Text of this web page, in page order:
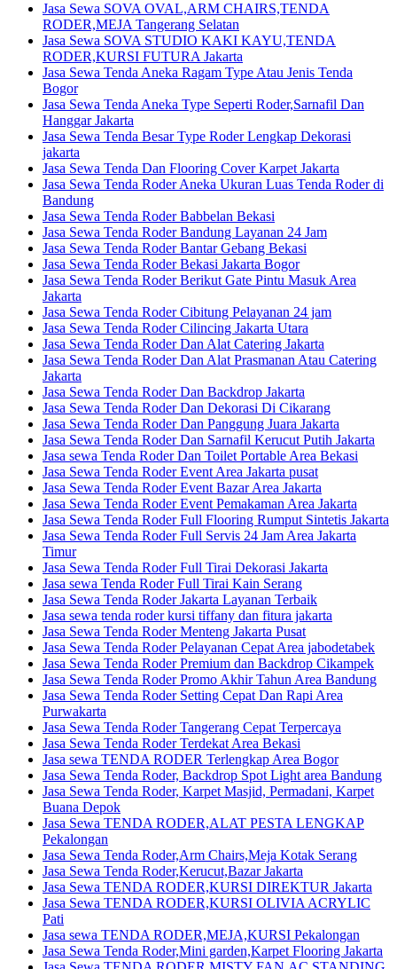
Jasa Sewa SOVA OVAL,ARM CHAIRS,TENDA
RODER,MEJA Tangerang Selatan
Jasa Sewa SOVA STUDIO KAKI KAYU,TENDA
RODER,KURSI FUTURA Jakarta
Jasa Sewa Tenda Aneka Ragam Type Atau Jenis Tenda
Bogor
Jasa Sewa Tenda Aneka Type Seperti Roder,Sarnafil Dan
Hanggar Jakarta
Jasa Sewa Tenda Besar Type Roder Lengkap Dekorasi
jakarta
Jasa Sewa Tenda Dan Flooring Cover Karpet Jakarta
Jasa Sewa Tenda Roder Aneka Ukuran Luas Tenda Roder di
Bandung
Jasa Sewa Tenda Roder Babbelan Bekasi
Jasa Sewa Tenda Roder Bandung Layanan 24 Jam
Jasa Sewa Tenda Roder Bantar Gebang Bekasi
Jasa Sewa Tenda Roder Bekasi Jakarta Bogor
Jasa Sewa Tenda Roder Berikut Gate Pintu Masuk Area
Jakarta
Jasa Sewa Tenda Roder Cibitung Pelayanan 24 jam
Jasa Sewa Tenda Roder Cilincing Jakarta Utara
Jasa Sewa Tenda Roder Dan Alat Catering Jakarta
Jasa Sewa Tenda Roder Dan Alat Prasmanan Atau Catering
Jakarta
Jasa Sewa Tenda Roder Dan Backdrop Jakarta
Jasa Sewa Tenda Roder Dan Dekorasi Di Cikarang
Jasa Sewa Tenda Roder Dan Panggung Juara Jakarta
Jasa Sewa Tenda Roder Dan Sarnafil Kerucut Putih Jakarta
Jasa sewa Tenda Roder Dan Toilet Portable Area Bekasi
Jasa Sewa Tenda Roder Event Area Jakarta pusat
Jasa Sewa Tenda Roder Event Bazar Area Jakarta
Jasa Sewa Tenda Roder Event Pemakaman Area Jakarta
Jasa Sewa Tenda Roder Full Flooring Rumput Sintetis Jakarta
Jasa Sewa Tenda Roder Full Servis 24 Jam Area Jakarta
Timur
Jasa Sewa Tenda Roder Full Tirai Dekorasi Jakarta
Jasa sewa Tenda Roder Full Tirai Kain Serang
Jasa Sewa Tenda Roder Jakarta Layanan Terbaik
Jasa sewa tenda roder kursi tiffany dan fitura jakarta
Jasa Sewa Tenda Roder Menteng Jakarta Pusat
Jasa Sewa Tenda Roder Pelayanan Cepat Area jabodetabek
Jasa Sewa Tenda Roder Premium dan Backdrop Cikampek
Jasa Sewa Tenda Roder Promo Akhir Tahun Area Bandung
Jasa Sewa Tenda Roder Setting Cepat Dan Rapi Area
Purwakarta
Jasa Sewa Tenda Roder Tangerang Cepat Terpercaya
Jasa Sewa Tenda Roder Terdekat Area Bekasi
Jasa sewa TENDA RODER Terlengkap Area Bogor
Jasa Sewa Tenda Roder, Backdrop Spot Light area Bandung
Jasa Sewa Tenda Roder, Karpet Masjid, Permadani, Karpet
Buana Depok
Jasa Sewa TENDA RODER,ALAT PESTA LENGKAP
Pekalongan
Jasa Sewa Tenda Roder,Arm Chairs,Meja Kotak Serang
Jasa Sewa Tenda Roder,Kerucut,Bazar Jakarta
Jasa Sewa TENDA RODER,KURSI DIREKTUR Jakarta
Jasa Sewa TENDA RODER,KURSI OLIVIA ACRYLIC
Pati
Jasa sewa TENDA RODER,MEJA,KURSI Pekalongan
Jasa Sewa Tenda Roder,Mini garden,Karpet Flooring Jakarta